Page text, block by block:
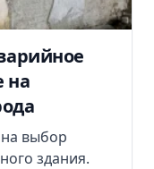
на
на выбор
здания.